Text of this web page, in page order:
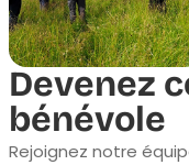
Devenez
bénévole
Rejoignez notre